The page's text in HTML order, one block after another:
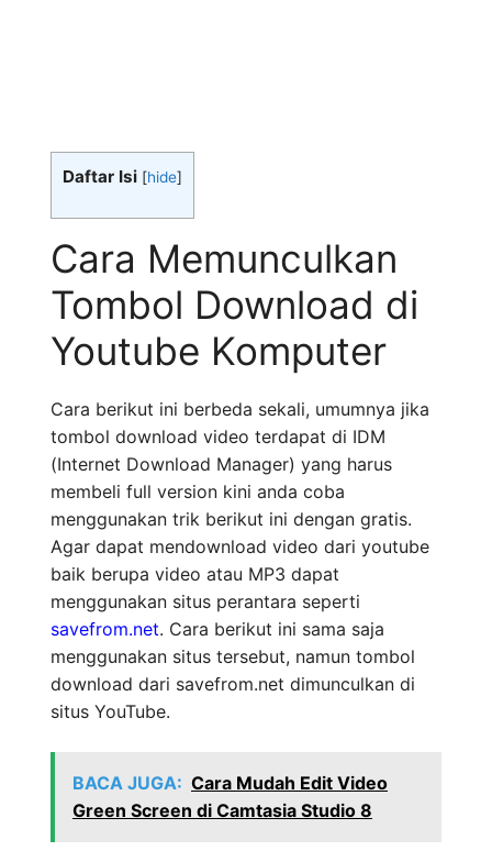
Daftar Isi [hide]
Cara Memunculkan
Tombol Download di
Youtube Komputer
Cara berikut ini berbeda sekali, umumnya jika
tombol download video terdapat di IDM
(Internet Download Manager) yang harus
membeli full version kini anda coba
menggunakan trik berikut ini dengan gratis.
Agar dapat mendownload video dari youtube
baik berupa video atau MP3 dapat
menggunakan situs perantara seperti
savefrom.net. Cara berikut ini sama saja
menggunakan situs tersebut, namun tombol
download dari savefrom.net dimunculkan di
situs YouTube.
BACA JUGA: Cara Mudah Edit Video
Green Screen di Camtasia Studio 8